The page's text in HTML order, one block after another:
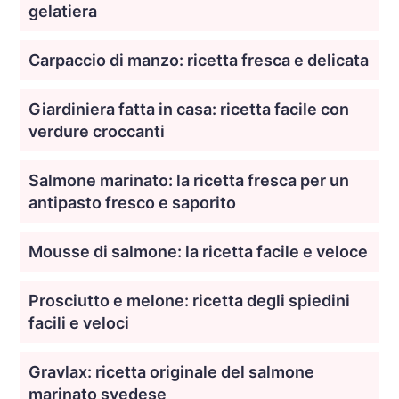
gelatiera
Carpaccio di manzo: ricetta fresca e delicata
Giardiniera fatta in casa: ricetta facile con
verdure croccanti
Salmone marinato: la ricetta fresca per un
antipasto fresco e saporito
Mousse di salmone: la ricetta facile e veloce
Prosciutto e melone: ricetta degli spiedini
facili e veloci
Gravlax: ricetta originale del salmone
marinato svedese